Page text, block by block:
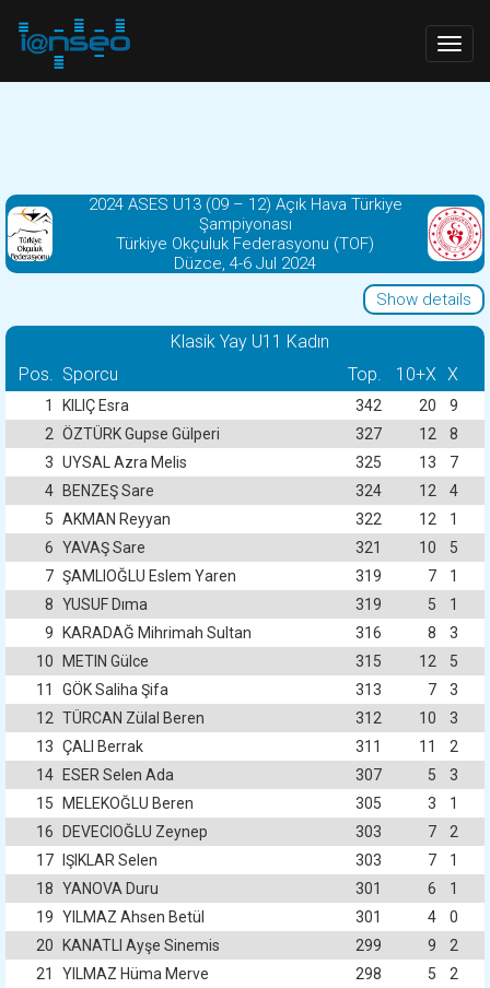
2024 ASES U13 (09 – 12) Açık Hava Türkiye
Şampiyonası
Türkiye Okçuluk Federasyonu (TOF)
Düzce, 4-6 Jul 2024
Show details
Klasik Yay U11 Kadın
Pos. Sporcu Top. 10+X X
1 KILIÇ Esra 342 20
9
2 ÖZTÜRK Gupse Gülperi 327 12
8
3 UYSAL Azra Melis 325 13
7
4
BENZEŞ Sare 324 12
4
5 AKMAN Reyyan 322 12
1
6 YAVAŞ Sare 321 10
5
7 ŞAMLIOĞLU Eslem Yaren 319 7
1
8 YUSUF Dıma 319 5
1
9
KARADAĞ Mihrimah Sultan 316 8
3
10
METIN Gülce 315 12
5
11
GÖK Saliha Şifa 313 7
3
12 TÜRCAN Zülal Beren 312 10
3
13 ÇALI Berrak 311 11
2
14
ESER Selen Ada 307 5
3
15
MELEKOĞLU Beren 305 3
1
16
DEVECIOĞLU Zeynep 303 7
2
17
IŞIKLAR Selen 303 7
1
18 YANOVA Duru 301 6
1
19 YILMAZ Ahsen Betül 301 4
0
20
KANATLI Ayşe Sinemis 299 9
2
21
YILMAZ Hüma Merve 298 5
2